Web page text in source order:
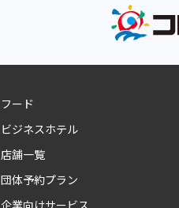
フード
ビジネスホテル
店舗一覧
団体予約プラン
企業向けサービス